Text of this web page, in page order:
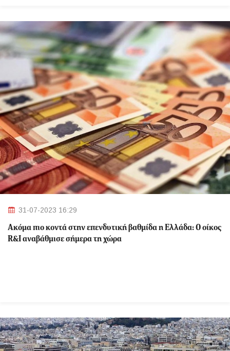
31-07-2023 16:29
Ακόμα πιο κοντά στην επενδυτική βαθμίδα η Ελλάδα: Ο οίκος
R&I αναβάθμισε σήμερα τη χώρα